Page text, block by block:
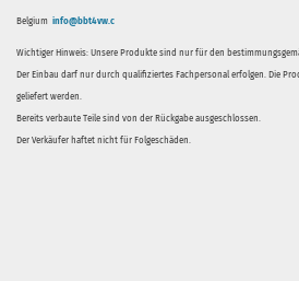
Belgium info@bbt4vw.c
Wichtiger Hinweis: Unsere Produkte sind nur für den
Der Einbau darf nur durch qualifiziertes Fachpersonal erfolgen. Die
geliefert werden.
Bereits verbaute Teile sind von der Rückgabe ausgeschlossen.
Der Verkäufer haftet nicht für Folgeschäden.